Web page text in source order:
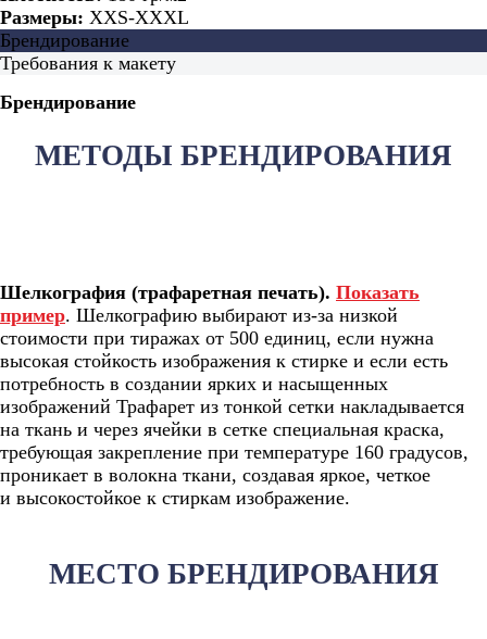
Размеры: XXS-XXXL
Брендирование
Требования к макету
Брендирование
МЕТОДЫ БРЕНДИРОВАНИЯ
Шелкография (трафаретная печать). Показать
пример. Шелкографию выбирают из-за низкой
стоимости при тиражах от 500 единиц, если нужна
высокая стойкость изображения к стирке и если есть
потребность в создании ярких и насыщенных
изображений Трафарет из тонкой сетки накладывается
на ткань и через ячейки в сетке специальная краска,
требующая закрепление при температуре 160 градусов,
проникает в волокна ткани, создавая яркое, четкое
и высокостойкое к стиркам изображение.
МЕСТО БРЕНДИРОВАНИЯ